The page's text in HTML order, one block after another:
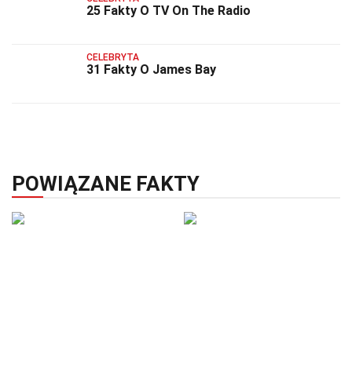
25 Fakty O TV On The Radio
CELEBRYTA
31 Fakty O James Bay
POWIĄZANE FAKTY